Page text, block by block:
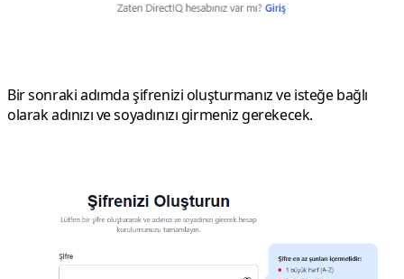
Bir sonraki adımda şifrenizi oluşturmanız ve isteğe bağlı
olarak adınızı ve soyadınızı girmeniz gerekecek.